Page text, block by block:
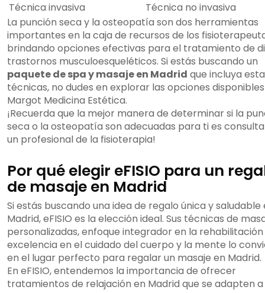
Técnica invasiva
Técnica no invasiva
La punción seca y la osteopatía son dos herramientas
importantes en la caja de recursos de los
brindando opciones efectivas para el tratamiento de
trastornos musculoesqueléticos. Si estás buscando un
paquete de spa y masaje en Madrid que incluya
técnicas, no dudes en explorar las opciones
Margot Medicina Estética.
¡Recuerda que la mejor manera de determinar si la
seca o la osteopatía son adecuadas para ti es
un profesional de la fisioterapia!
Por qué elegir eFISIO para un
de masaje en Madrid
Si estás buscando una idea de regalo única y saludable
Madrid, eFISIO es la elección ideal. Sus técnicas de
personalizadas, enfoque integrador en la
excelencia en el cuidado del cuerpo y la mente lo
en el lugar perfecto para regalar un masaje en Madrid.
En eFISIO, entendemos la importancia de ofrecer
tratamientos de relajación en Madrid que se adapten a